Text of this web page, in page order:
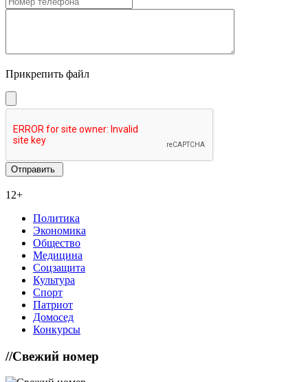
Прикрепить файл
12+
Политика
Экономика
Общество
Медицина
Соцзащита
Культура
Спорт
Патриот
Домосед
Конкурсы
//Свежий номер